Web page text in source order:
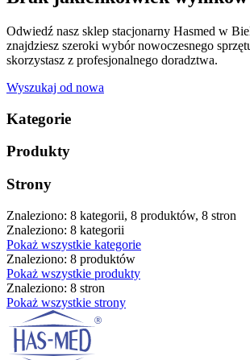
Odwiedź nasz sklep stacjonarny Hasmed w
znajdziesz szeroki wybór nowoczesnego
skorzystasz z profesjonalnego doradztwa.
Wyszukaj od nowa
Kategorie
Produkty
Strony
Znaleziono: 8 kategorii, 8 produktów, 8 stron
Znaleziono: 8 kategorii
Pokaż wszystkie kategorie
Znaleziono: 8 produktów
Pokaż wszystkie produkty
Znaleziono: 8 stron
Pokaż wszystkie strony